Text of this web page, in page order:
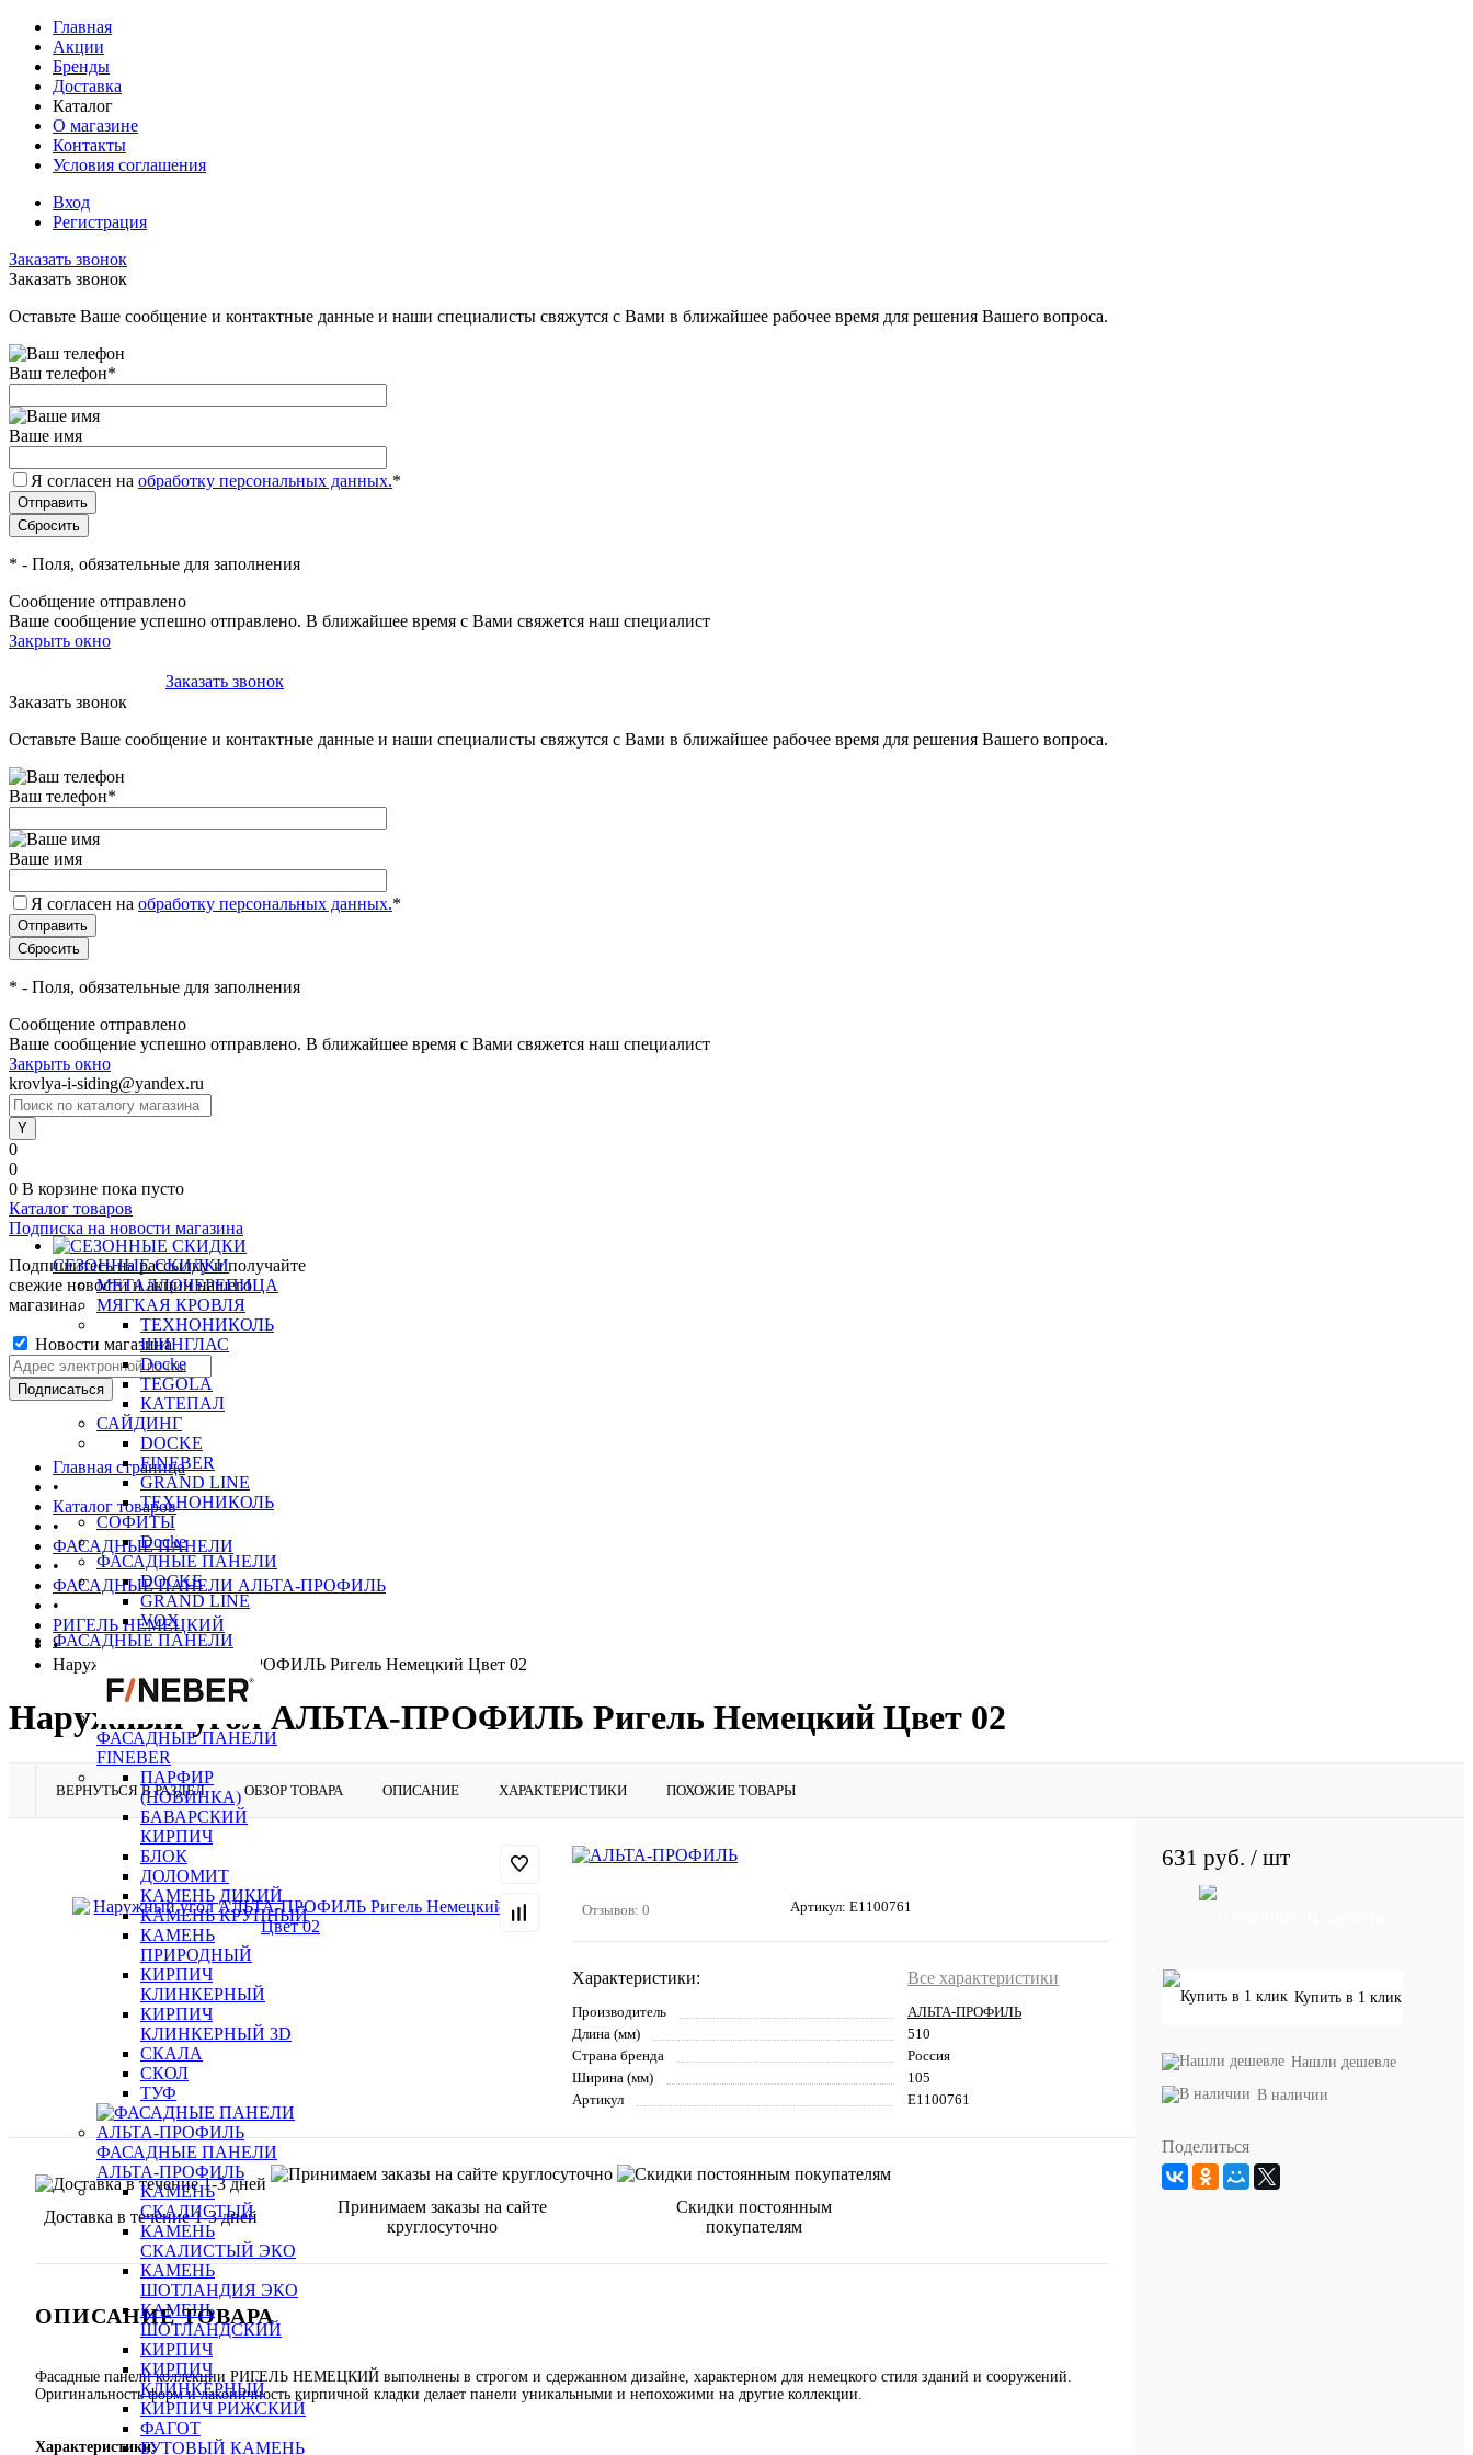
Главная
Акции
Бренды
Доставка
Каталог
О магазине
Контакты
Условия соглашения
Вход
Регистрация
Заказать звонок
Заказать звонок
Оставьте Ваше сообщение и контактные данные и наши специалисты свяжутся с Вами в ближайшее рабочее время для решения Вашего вопроса.
Ваш телефон*
Ваше имя
Я согласен на обработку персональных данных.*
* - Поля, обязательные для заполнения
Сообщение отправлено
Ваше сообщение успешно отправлено. В ближайшее время с Вами свяжется наш специалист
Закрыть окно
Заказать звонок
Заказать звонок
Оставьте Ваше сообщение и контактные данные и наши специалисты свяжутся с Вами в ближайшее рабочее время для решения Вашего вопроса.
Ваш телефон*
Ваше имя
Я согласен на обработку персональных данных.*
* - Поля, обязательные для заполнения
Сообщение отправлено
Ваше сообщение успешно отправлено. В ближайшее время с Вами свяжется наш специалист
Закрыть окно
krovlya-i-siding@yandex.ru
0
0
0 В корзине пока пусто
Каталог товаров
СЕЗОННЫЕ СКИДКИ
МЕТАЛЛОЧЕРЕПИЦА
МЯГКАЯ КРОВЛЯ
ТЕХНОНИКОЛЬ
ШИНГЛАС
Docke
TEGOLA
КАТЕПАЛ
САЙДИНГ
DOCKE
FINEBER
GRAND LINE
ТЕХНОНИКОЛЬ
СОФИТЫ
Docke
ФАСАДНЫЕ ПАНЕЛИ
DOCKE
GRAND LINE
VOX
ФАСАДНЫЕ ПАНЕЛИ
ФАСАДНЫЕ ПАНЕЛИ
FINEBER
ПАРФИР
(НОВИНКА)
БАВАРСКИЙ
КИРПИЧ
БЛОК
ДОЛОМИТ
КАМЕНЬ ДИКИЙ
КАМЕНЬ КРУПНЫЙ
КАМЕНЬ
ПРИРОДНЫЙ
КИРПИЧ
КЛИНКЕРНЫЙ
КИРПИЧ
КЛИНКЕРНЫЙ 3D
СКАЛА
СКОЛ
ТУФ
ФАСАДНЫЕ ПАНЕЛИ
АЛЬТА-ПРОФИЛЬ
КАМЕНЬ
СКАЛИСТЫЙ
КАМЕНЬ
СКАЛИСТЫЙ ЭКО
КАМЕНЬ
ШОТЛАНДИЯ ЭКО
КАМЕНЬ
ШОТЛАНДСКИЙ
КИРПИЧ
КИРПИЧ
КЛИНКЕРНЫЙ
КИРПИЧ РИЖСКИЙ
ФАГОТ
БУТОВЫЙ КАМЕНЬ
Подписка на новости магазина
Подпишитесь на рассылку и получайте
свежие новости и акции нашего
магазина.
Новости магазина
Главная страница
•
Каталог товаров
•
ФАСАДНЫЕ ПАНЕЛИ
•
ФАСАДНЫЕ ПАНЕЛИ АЛЬТА-ПРОФИЛЬ
•
РИГЕЛЬ НЕМЕЦКИЙ
•
Наружный угол АЛЬТА-ПРОФИЛЬ Ригель Немецкий Цвет 02
Наружный угол АЛЬТА-ПРОФИЛЬ Ригель Немецкий Цвет 02
ВЕРНУТЬСЯ В РАЗДЕЛ ОБЗОР ТОВАРА ОПИСАНИЕ ХАРАКТЕРИСТИКИ ПОХОЖИЕ ТОВАРЫ
Отзывов: 0 Артикул: E1100761
Характеристики: Все характеристики
Производитель
АЛЬТА-ПРОФИЛЬ
Длина (мм)
510
Страна бренда
Россия
Ширина (мм)
105
Артикул
E1100761
Доставка в течение 1-3 дней
Принимаем заказы на сайте
круглосуточно
Скидки постоянным
покупателям
ОПИСАНИЕ ТОВАРА
Фасадные панели коллекции РИГЕЛЬ НЕМЕЦКИЙ выполнены в строгом и сдержанном дизайне, характерном для немецкого стиля зданий и сооружений.
Оригинальность форм и лаконичность кирпичной кладки делает панели уникальными и непохожими на другие коллекции.
Характеристики:
631 руб. / шт
Купить в 1 клик
Нашли дешевле
В наличии
Поделиться